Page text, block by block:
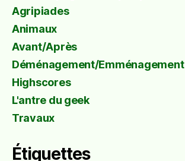
Agripiades
Animaux
Avant/Après
Déménagement/Emménagement
Highscores
L'antre du geek
Travaux
Étiquettes